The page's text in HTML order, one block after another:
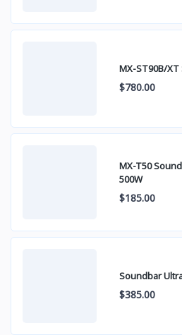
MX-ST90B/
$780.00
MX-T50
500W
$185.00
Soundbar
$385.00